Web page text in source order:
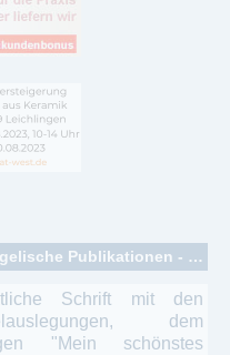
Zeitschriften zum Thema: Evangelische Publikationen - Luther’sche Reformation
Schrift mit den
dem
"Mein schönstes